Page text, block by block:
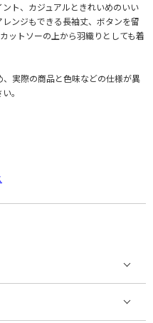
ト、カジュアルときれいめのいい
ンジもできる長袖丈、ボタンを留
ットソーの上から羽織りとしても着
実際の商品と色味などの仕様が異
。